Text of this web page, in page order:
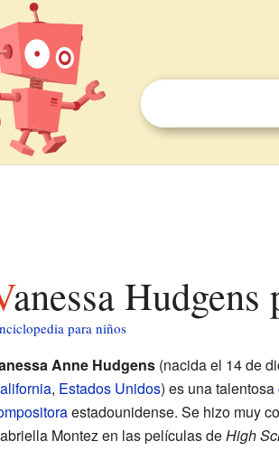
Vanessa
para niños
Anne Hudgens(nacida el 14 de
, Estados Unidos) es una talentosa
estadounidense. Se hizo muy
Montez en las películas deHigh